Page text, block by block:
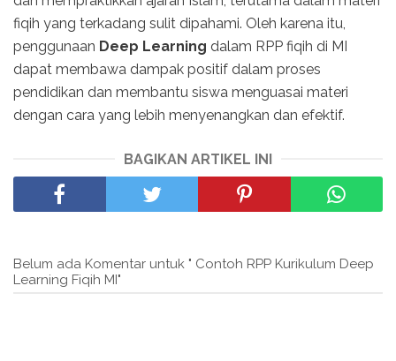
fiqih yang terkadang sulit dipahami. Oleh karena itu,
penggunaan Deep Learning dalam RPP fiqih di MI
dapat membawa dampak positif dalam proses
pendidikan dan membantu siswa menguasai materi
dengan cara yang lebih menyenangkan dan efektif.
BAGIKAN ARTIKEL INI
Belum ada Komentar untuk " Contoh RPP Kurikulum Deep
Learning Fiqih MI"